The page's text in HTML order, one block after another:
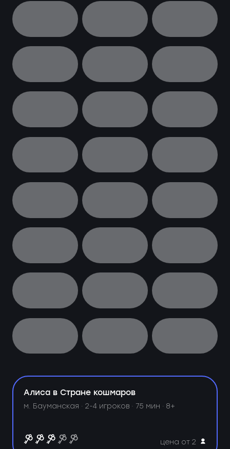
Алиса в Стране кошмаров
м. Бауманская ·2-4 игроков · 75 мин · 8+
цена от 2